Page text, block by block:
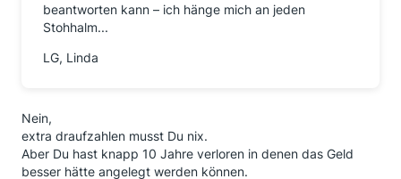
beantworten kann – ich hänge mich an jeden
Stohhalm...
LG, Linda
Nein,
extra draufzahlen musst Du nix.
Aber Du hast knapp 10 Jahre verloren in denen das Geld
besser hätte angelegt werden können.